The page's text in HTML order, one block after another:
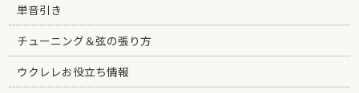
単音引き
チューニング＆弦の張り方
ウクレレお役立ち情報